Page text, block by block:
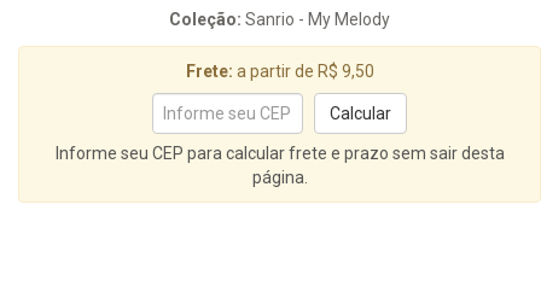
Coleção: Sanrio - My Melody
Frete: a partir de R$ 9,50
Informe seu CEP para calcular frete e prazo sem sair desta
página.